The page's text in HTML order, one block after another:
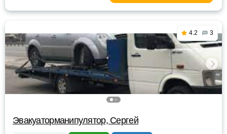
4.2 3
Эвакуаторманипулятор, Сергей